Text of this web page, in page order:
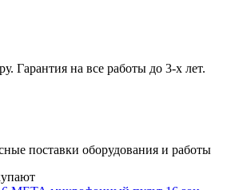
Гарантия на все работы до 3-х лет.
поставки оборудования и работы